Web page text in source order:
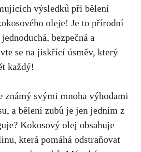
výsledků při bělení
oleje! Je to přírodní
bezpečná a
se na jiskřící úsměv, který
každý!
známý svými mnoha výhodami
a bělení zubů je jen jedním z
Kokosový olej obsahuje
která pomáhá odstraňovat